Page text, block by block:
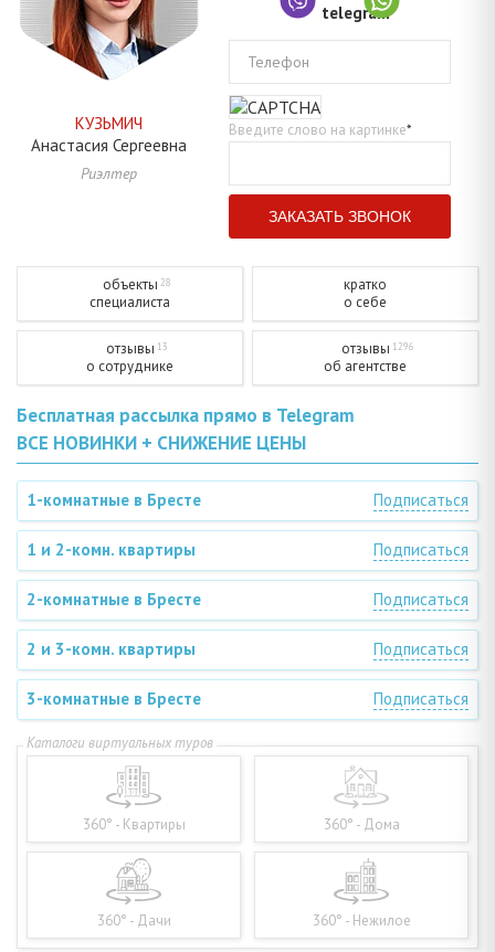
КУЗЬМИЧ
Анастасия Сергеевна
Риэлтер
Телефон
Введите слово на картинке*
объекты 28
специалиста
кратко
о себе
отзывы 13
о сотруднике
отзывы 1296
об агентстве
Бесплатная рассылка прямо в Telegram
ВСЕ НОВИНКИ + СНИЖЕНИЕ ЦЕНЫ
1-комнатные в Бресте Подписаться
1 и 2-комн. квартиры Подписаться
2-комнатные в Бресте Подписаться
2 и 3-комн. квартиры Подписаться
3-комнатные в Бресте Подписаться
360° - Квартиры 360° - Дома
360° - Дачи 360° - Нежилое